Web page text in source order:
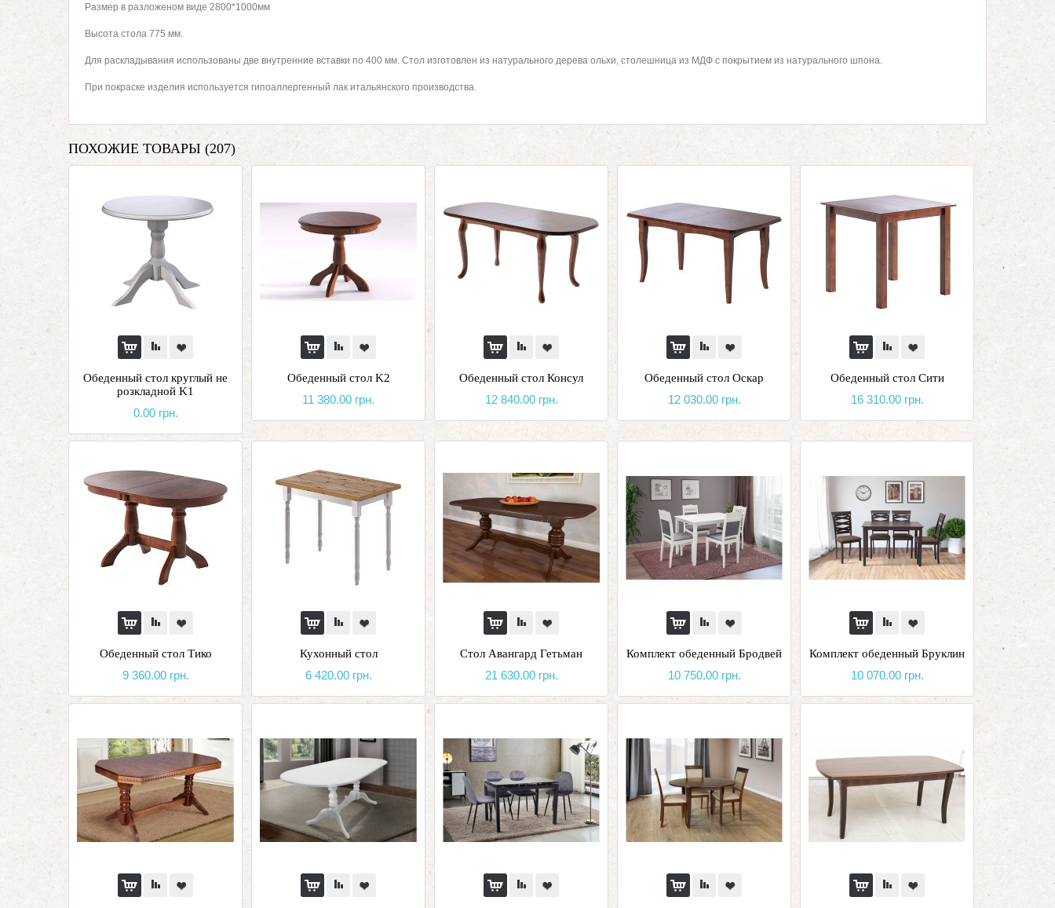
Размер в разложеном виде 2800*1000мм
Высота стола 775 мм.
Для раскладывания использованы две внутренние вставки по 400 мм. Стол изготовлен из натурального дерева ольхи, столешница из МДФ с покрытием из натурального шпона.
При покраске изделия используется гипоаллергенный лак итальянского производства.
ПОХОЖИЕ ТОВАРЫ (207)
Обеденный стол круглый не
розкладной K1
0.00 грн.
Обеденный стол K2
11 380.00 грн.
Обеденный стол Консул
12 840.00 грн.
Обеденный стол Оскар
12 030.00 грн.
Обеденный стол Сити
16 310.00 грн.
Обеденный стол Тико
9 360.00 грн.
Кухонный стол
6 420.00 грн.
Стол Авангард Гетьман
21 630.00 грн.
Комплект обеденный Бродвей
10 750.00 грн.
Комплект обеденный Бруклин
10 070.00 грн.